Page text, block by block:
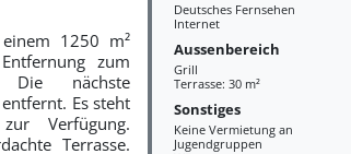
Deutsches Fernsehen
Internet
Aussenbereich
Grill
Terrasse: 30 m²
Sonstiges
Keine Vermietung an
Jugendgruppen
1250 m²
zum
nächste
Es steht
Verfügung.
Terrasse.